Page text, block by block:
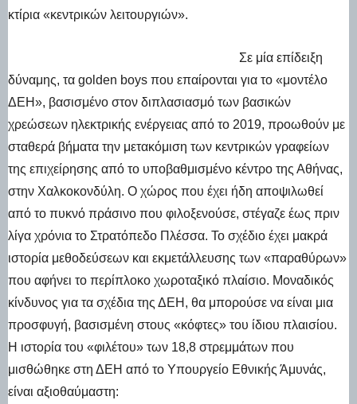
κτίρια «κεντρικών λειτουργιών».
Σε μία επίδειξη
δύναμης, τα golden boys που επαίρονται για το «μοντέλο
ΔΕΗ», βασισμένο στον διπλασιασμό των βασικών
χρεώσεων ηλεκτρικής ενέργειας από το 2019, προωθούν με
σταθερά βήματα την μετακόμιση των κεντρικών γραφείων
της επιχείρησης από το υποβαθμισμένο κέντρο της Αθήνας,
στην Χαλκοκονδύλη. Ο χώρος που έχει ήδη αποψιλωθεί
από το πυκνό πράσινο που φιλοξενούσε, στέγαζε έως πριν
λίγα χρόνια το Στρατόπεδο Πλέσσα. Το σχέδιο έχει μακρά
ιστορία μεθοδεύσεων και εκμετάλλευσης των «παραθύρων»
που αφήνει το περίπλοκο χωροταξικό πλαίσιο. Μοναδικός
κίνδυνος για τα σχέδια της ΔΕΗ, θα μπορούσε να είναι μια
προσφυγή, βασισμένη στους «κόφτες» του ίδιου πλαισίου.
Η ιστορία του «φιλέτου» των 18,8 στρεμμάτων που
μισθώθηκε στη ΔΕΗ από το Υπουργείο Εθνικής Άμυνάς,
είναι αξιοθαύμαστη: